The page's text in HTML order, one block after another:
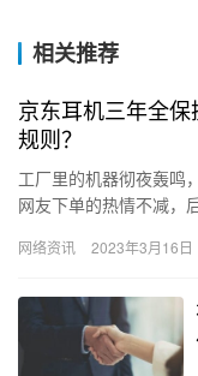
相关推荐
京东耳机三年全
规则？
工厂里的机器彻夜轰鸣
网友下单的热情不减，
人…
网络资讯 2023年3月16日